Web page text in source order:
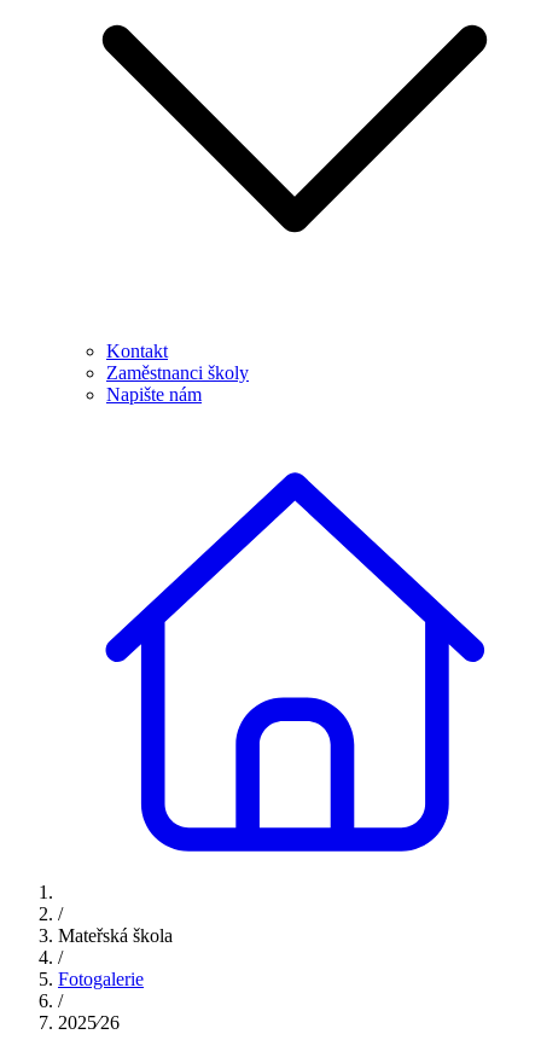
Kontakt
Zaměstnanci školy
Napište nám
/
Mateřská škola
/
Fotogalerie
/
2025⁄26